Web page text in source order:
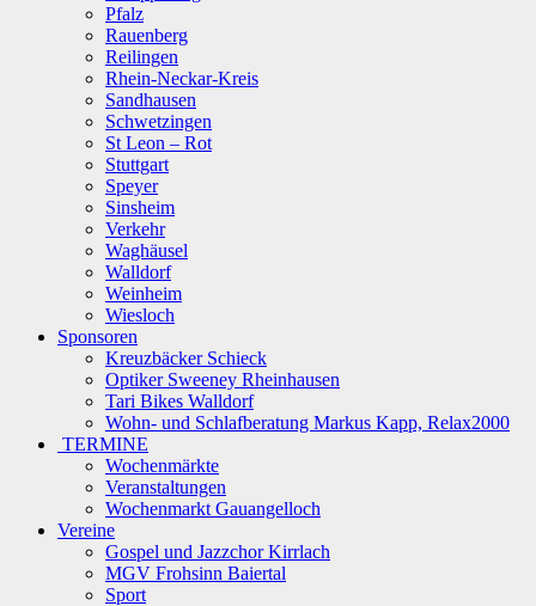
Pfalz
Rauenberg
Reilingen
Rhein-Neckar-Kreis
Sandhausen
Schwetzingen
St Leon – Rot
Stuttgart
Speyer
Sinsheim
Verkehr
Waghäusel
Walldorf
Weinheim
Wiesloch
Sponsoren
Kreuzbäcker Schieck
Optiker Sweeney Rheinhausen
Tari Bikes Walldorf
Wohn- und Schlafberatung Markus Kapp, Relax2000
TERMINE
Wochenmärkte
Veranstaltungen
Wochenmarkt Gauangelloch
Vereine
Gospel und Jazzchor Kirrlach
MGV Frohsinn Baiertal
Sport